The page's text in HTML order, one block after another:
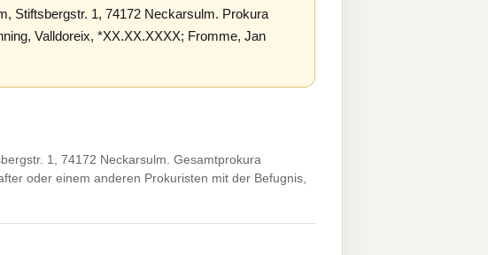
Stiftsbergstr. 1, 74172 Neckarsulm. Prokura
Valldoreix, *XX.XX.XXXX; Fromme, Jan
1, 74172 Neckarsulm. Gesamtprokura
oder einem anderen Prokuristen mit der Befugnis,